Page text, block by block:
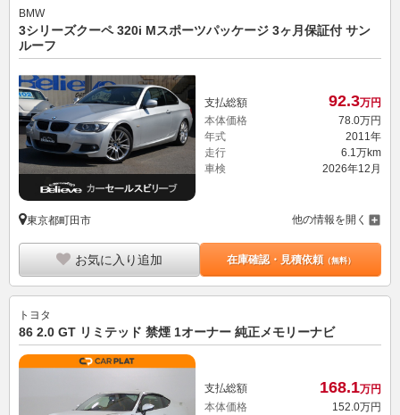
BMW
3シリーズクーペ 320i Mスポーツパッケージ 3ヶ月保証付 サン
ルーフ
支払総額 92.3万円
本体価格
78.0万円
年式
2011年
走行
6.1万km
車検
2026年12月
東京都町田市 他の情報を開く
お気に入り追加 在庫確認・見積依頼（無料）
トヨタ
86 2.0 GT リミテッド 禁煙 1オーナー 純正メモリーナビ
支払総額 168.1万円
本体価格
152. 0万円